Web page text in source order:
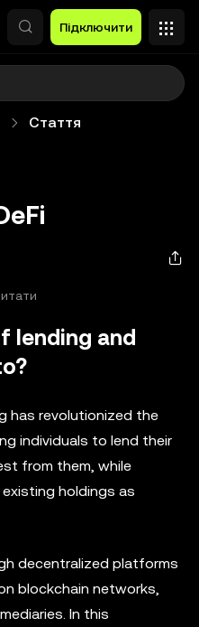
Підключити
Стаття
lending and
has revolutionized the
individuals to lend their
from them, while
holdings as
decentralized platforms
blockchain networks,
In this